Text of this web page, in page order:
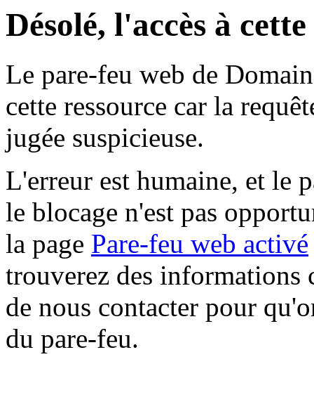
Désolé, l'accès à
Le pare-feu web de
cette ressource car la
jugée suspicieuse.
L'erreur est humaine, et le
le blocage n'est pas
la page Pare-feu web activé
trouverez des informations
de nous contacter pour
du pare-feu.